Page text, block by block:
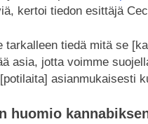
kertoi tiedon esittäjä
tarkalleen tiedä mitä se
asia, jotta voimme
asianmukaisesti
huomio